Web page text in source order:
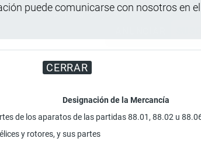
puede comunicarse con nosotros en el
CERRAR
Miles de visitantes ya vieron este anuncio,
Designación de la Mercancía
de los aparatos de las partidas 88.01, 88.02 u
y rotores, y sus partes